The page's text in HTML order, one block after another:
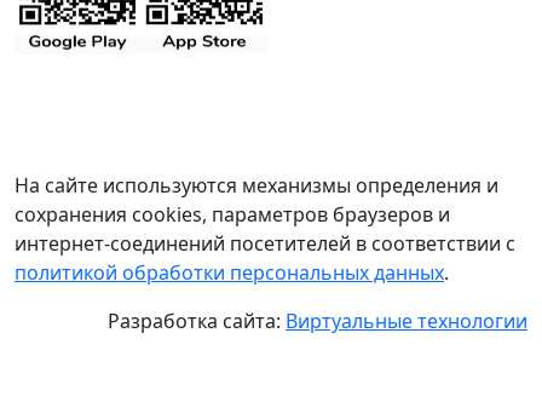
На сайте используются механизмы определения и
сохранения cookies, параметров браузеров и
интернет-соединений посетителей в соответствии с
политикой обработки персональных данных.
Разработка сайта: Виртуальные технологии